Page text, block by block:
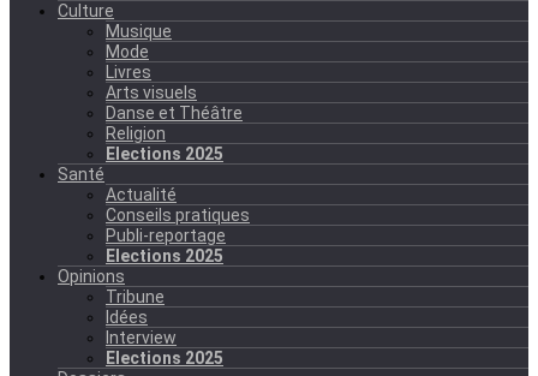
Culture
Musique
Mode
Livres
Arts visuels
Danse et Théâtre
Religion
Elections 2025
Santé
Actualité
Conseils pratiques
Publi-reportage
Elections 2025
Opinions
Tribune
Idées
Interview
Elections 2025